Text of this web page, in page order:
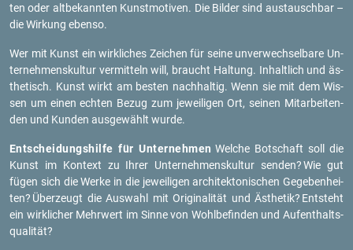
ten oder alt­be­kann­ten Kunst­mo­ti­ven. Die Bil­der sind aus­tausch­bar –
die Wir­kung eben­so.
Wer mit Kunst ein wirk­li­ches Zei­chen für seine un­ver­wech­sel­ba­re Un­
ter­neh­mens­kul­tur ver­mit­teln will, braucht Hal­tung. In­halt­lich und äs­
the­tisch. Kunst wirkt am bes­ten nach­hal­tig. Wenn sie mit dem Wis­
sen um einen ech­ten Bezug zum je­wei­li­gen Ort, sei­nen Mit­ar­bei­ten­
den und Kun­den aus­ge­wählt wurde.
Ent­schei­dungs­hil­fe für Un­ter­neh­men Wel­che Bot­schaft soll die
Kunst im Kon­text zu Ihrer Un­ter­neh­mens­kul­tur sen­den?Wie gut
fügen sich die Werke in die je­wei­li­gen ar­chi­tek­to­ni­schen Ge­ge­ben­hei­
ten? Über­zeugt die Aus­wahl mit Ori­gi­na­li­tät und Äs­the­tik? Ent­steht
ein wirk­li­cher Mehr­wert im Sinne von Wohl­be­fin­den und Auf­ent­halts­
qua­li­tät?